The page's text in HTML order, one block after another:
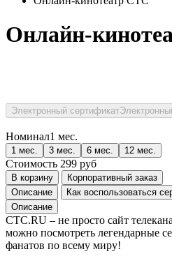
Онлайн-
Электронный сертификат
Номинал1 мес.
1 мес. 3 мес. 6 мес. 12 мес.
Стоимость 299 руб
В корзину
Корпоративный заказ
Описание
Как воспользоваться
Описание
CTC.RU – не просто сайт
можно посмотреть легендарные
фанатов по всему миру!